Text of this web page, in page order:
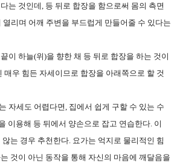
는 것인데, 등 뒤로 합장을 함으로써 몸의 측면
열리며 어깨 주변을 부드럽게 만들어줄 수 있다는
이 하늘(위)을 향한 채 등 뒤로 합장을 하는 것이
매우 힘든 자세이므로 합장을 아래쪽으로 할 것
자세도 어렵다면, 집에서 쉽게 구할 수 있는 수
이용해 등 뒤에서 양손으로 잡고 연습한다. 이
는 경우 추천한다. 요가는 억지로 물리적인 힘
것이 아닌 동작을 통해 자신의 마음에 깨달음을